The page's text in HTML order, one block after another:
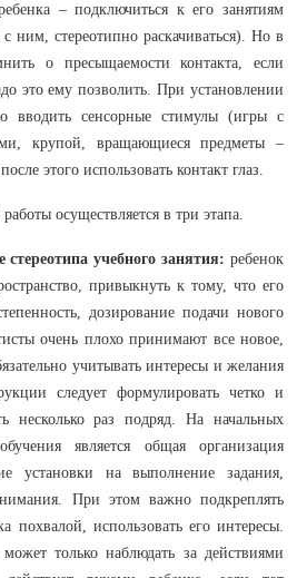
– подключиться к его занятиям
ним, стереотипно раскачиваться). Но в
о пресыщаемости контакта, если
это ему позволить. При установлении
вводить сенсорные стимулы (игры с
крупой, вращающиеся предметы –
этого использовать контакт глаз.
осуществляется в три этапа.
учебного занятия: ребенок
привыкнуть к тому, что его
дозирование подачи нового
очень плохо принимают все новое,
учитывать интересы и желания
следует формулировать четко и
несколько раз подряд. На начальных
является общая организация
установки на выполнение задания,
При этом важно подкреплять
похвалой, использовать его интересы.
только наблюдать за действиями